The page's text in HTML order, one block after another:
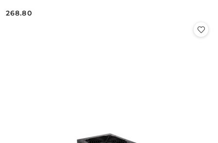
Cena:
268.80